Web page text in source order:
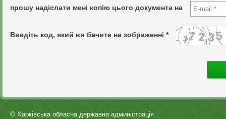
прошу надіслати мені копію цього документа на
Введіть код, який ви бачите на зображенні *
© Харківська обласна державна админістрація